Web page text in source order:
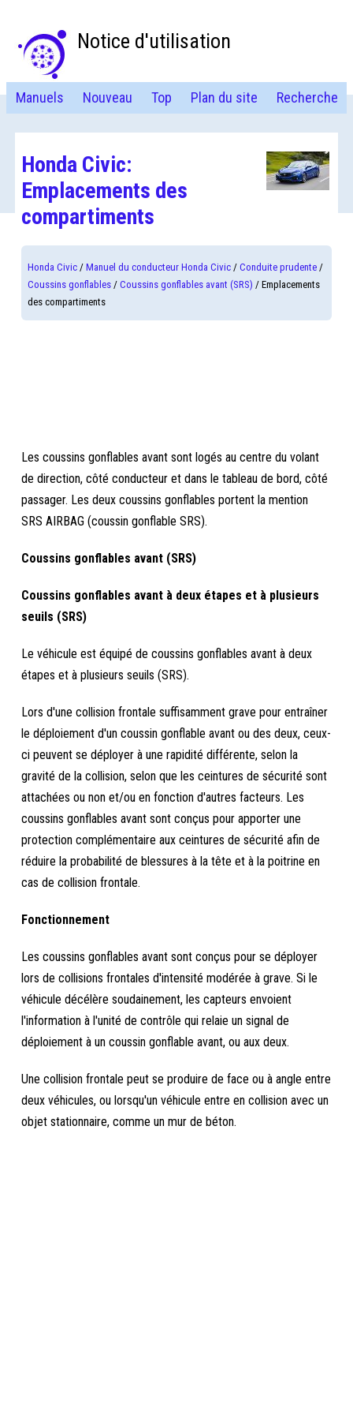
Notice d'utilisation
Manuels Nouveau Top Plan du site Recherche
Honda Civic:
Emplacements des
compartiments
Honda Civic /Manuel du conducteur Honda Civic /Conduite prudente /
Coussins gonflables /Coussins gonflables avant (SRS) / Emplacements
des compartiments
Les coussins gonflables avant sont logés au centre du volant
de direction, côté conducteur et dans le tableau de bord, côté
passager. Les deux coussins gonflables portent la mention
SRS AIRBAG (coussin gonflable SRS).
Coussins gonflables avant (SRS)
Coussins gonflables avant à deux étapes et à plusieurs
seuils (SRS)
Le véhicule est équipé de coussins gonflables avant à deux
étapes et à plusieurs seuils (SRS).
Lors d'une collision frontale suffisamment grave pour entraîner
le déploiement d'un coussin gonflable avant ou des deux, ceux-
ci peuvent se déployer à une rapidité différente, selon la
gravité de la collision, selon que les ceintures de sécurité sont
attachées ou non et/ou en fonction d'autres facteurs. Les
coussins gonflables avant sont conçus pour apporter une
protection complémentaire aux ceintures de sécurité afin de
réduire la probabilité de blessures à la tête et à la poitrine en
cas de collision frontale.
Fonctionnement
Les coussins gonflables avant sont conçus pour se déployer
lors de collisions frontales d'intensité modérée à grave. Si le
véhicule décélère soudainement, les capteurs envoient
l'information à l'unité de contrôle qui relaie un signal de
déploiement à un coussin gonflable avant, ou aux deux.
Une collision frontale peut se produire de face ou à angle entre
deux véhicules, ou lorsqu'un véhicule entre en collision avec un
objet stationnaire, comme un mur de béton.